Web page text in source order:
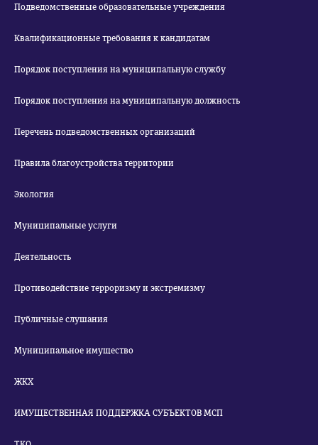
Подведомственные образовательные учреждения
Квалификационные требования к кандидатам
Порядок поступления на муниципальную службу
Порядок поступления на муниципальную должность
Перечень подведомственных организаций
Правила благоустройства территории
Экология
Муниципальные услуги
Деятельность
Противодействие терроризму и экстремизму
Публичные слушания
Муниципальное имущество
ЖКХ
ИМУЩЕСТВЕННАЯ ПОДДЕРЖКА СУБЪЕКТОВ МСП